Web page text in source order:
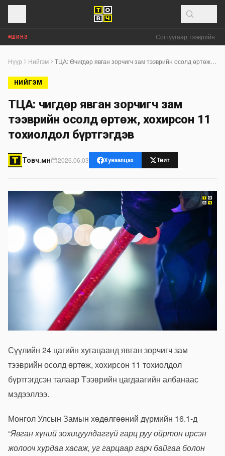
ШИНЭ Согтуугаар тээврийн
Нүүр Нийгэм
НИЙГЭМ
ТЦА: Өчигдөр явган зорчигч зам
тээврийн осолд өртөж, хохирсон 11
тохиолдол бүртгэгдэв
Товч.мн 2026.06.03 Хуваалцах Твит
Сүүлийн 24 цагийн хугацаанд явган зорчигч зам
тээврийн осолд өртөж, хохирсон 11 тохиолдол
бүртгэгдсэн талаар Тээврийн цагдаагийн албанаас
мэдээллээ.
Монгол Улсын Замын хөдөлгөөний дүрмийн 16.1-д
“Явган хүний зохицуулдаггүй гарц руу ойртон ирсэн
жолооч хурдаа хасаж, уг гарцаар гарч байгаа болон